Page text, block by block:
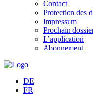
Contact
Protection des
Impressum
Prochain
L’application
Abonnement
DE
FR